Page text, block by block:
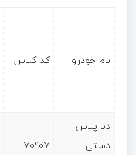
نام خودرو کد کلاس
دنا پلاس
دستی
70907